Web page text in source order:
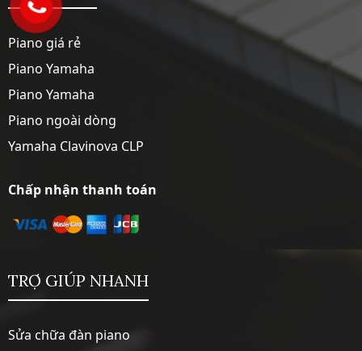
Piano giá rẻ
Piano Yamaha
Piano Yamaha
Piano ngoài dòng
Yamaha Clavinova CLP
Chấp nhận thanh toán
TRỢ GIÚP NHANH
Sửa chữa đàn piano